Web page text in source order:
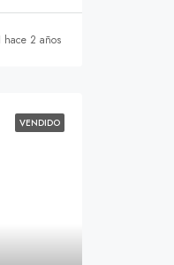
hace 2 años
VENDIDO